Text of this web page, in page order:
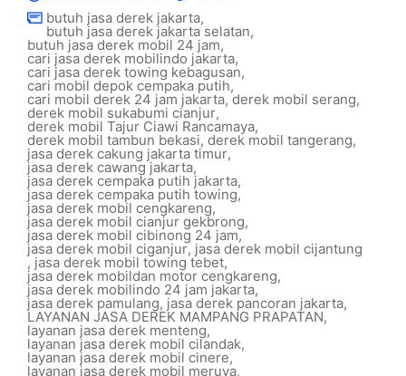
butuh jasa derek jakarta,
butuh jasa derek jakarta selatan,
butuh jasa derek mobil 24 jam,
cari jasa derek mobilindo jakarta,
cari jasa derek towing kebagusan,
cari mobil depok cempaka putih,
cari mobil derek 24 jam jakarta,derek mobil serang,
derek mobil sukabumi cianjur,
derek mobil Tajur Ciawi Rancamaya,
derek mobil tambun bekasi, derek mobil tangerang,
jasa derek cakung jakarta timur,
jasa derek cawang jakarta,
jasa derek cempaka putih jakarta,
jasa derek cempaka putih towing,
jasa derek mobil cengkareng,
jasa derek mobil cianjur gekbrong,
jasa derek mobil cibinong 24 jam,
jasa derek mobil ciganjur, jasa derek mobil cijantung
, jasa derek mobil towing tebet,
jasa derek mobildan motor cengkareng,
jasa derek mobilindo 24 jam jakarta,
jasa derek pamulang, jasa derek pancoran jakarta,
LAYANAN JASA DEREK MAMPANG PRAPATAN,
layanan jasa derek menteng,
layanan jasa derek mobil cilandak,
layanan jasa derek mobil cinere,
layanan jasa derek mobil meruya,